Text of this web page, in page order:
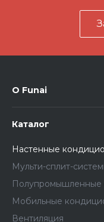
О Funai
Каталог
Настенные
Мульти-сплит-
Полупромышленные
Мобильные
Вентиляция